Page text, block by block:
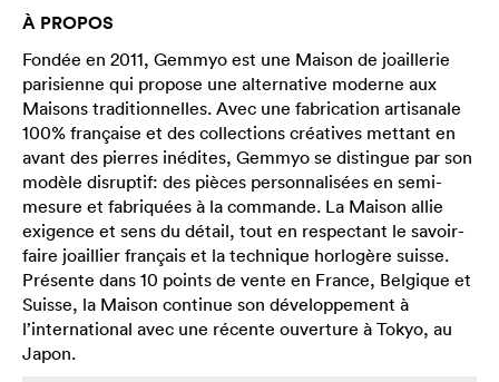
À PROPOS
Fondée en 2011, Gemmyo est une Maison de joaillerie
parisienne qui propose une alternative moderne aux
Maisons traditionnelles. Avec une fabrication artisanale
100% française et des collections créatives mettant en
avant des pierres inédites, Gemmyo se distingue par son
modèle disruptif: des pièces personnalisées en semi-
mesure et fabriquées à la commande. La Maison allie
exigence et sens du détail, tout en respectant le savoir-
faire joaillier français et la technique horlogère suisse.
Présente dans 10 points de vente en France, Belgique et
Suisse, la Maison continue son développement à
l’international avec une récente ouverture à Tokyo, au
Japon.